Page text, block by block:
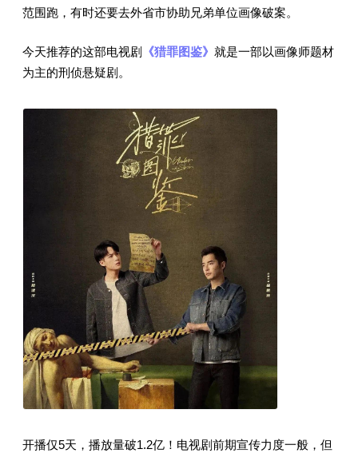
范围跑，有时还要去外省市协助兄弟单位画像破案。
今天推荐的这部电视剧 《猎罪图鉴》 就是一部以画像师题材
为主的刑侦悬疑剧。
开播仅5天，播放量破1.2亿！电视剧前期宣传力度一般，但